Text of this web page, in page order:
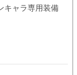
キャラ専用装備